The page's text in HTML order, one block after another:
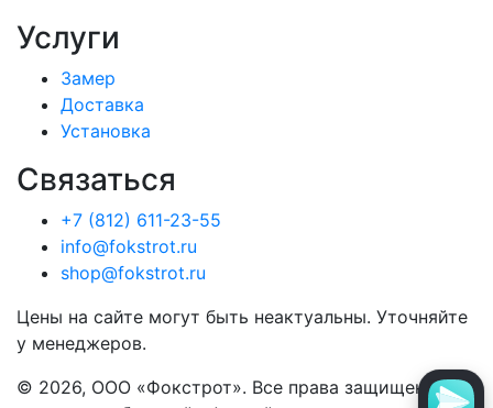
Услуги
Замер
Доставка
Установка
Связаться
+7 (812) 611-23-55
info@fokstrot.ru
shop@fokstrot.ru
Цены на сайте могут быть неактуальны. Уточняйте
у менеджеров.
© 2026, ООО «Фокстрот». Все права защищены. Не